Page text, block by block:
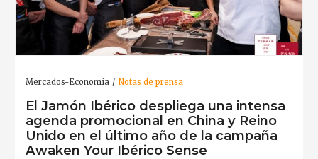
Mercados-Economía Notas de prensa
El Jamón Ibérico despliega una intensa
agenda promocional en China y Reino
Unido en el último año de la campaña
Awaken Your Ibérico Sense